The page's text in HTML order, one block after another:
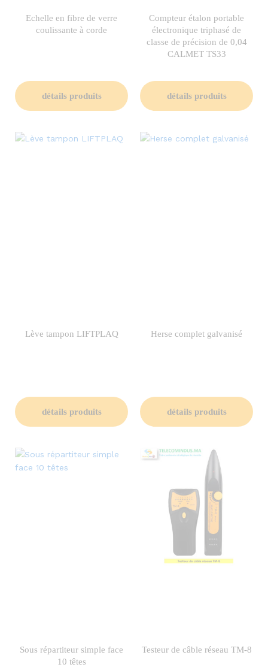
Echelle en fibre de verre
coulissante à corde
détails produits
Compteur étalon portable
électronique triphasé de
classe de précision de 0,04
CALMET TS33
détails produits
Lève tampon LIFTPLAQ
détails produits
Herse complet galvanisé
détails produits
Sous répartiteur simple face
10 têtes
Testeur de câble réseau TM-8